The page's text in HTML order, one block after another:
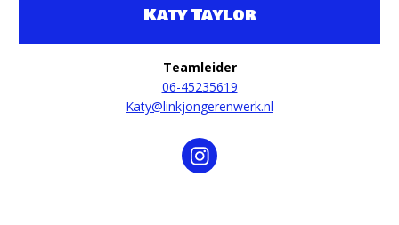
Katy Taylor
Teamleider
06-45235619
Katy@linkjongerenwerk.nl